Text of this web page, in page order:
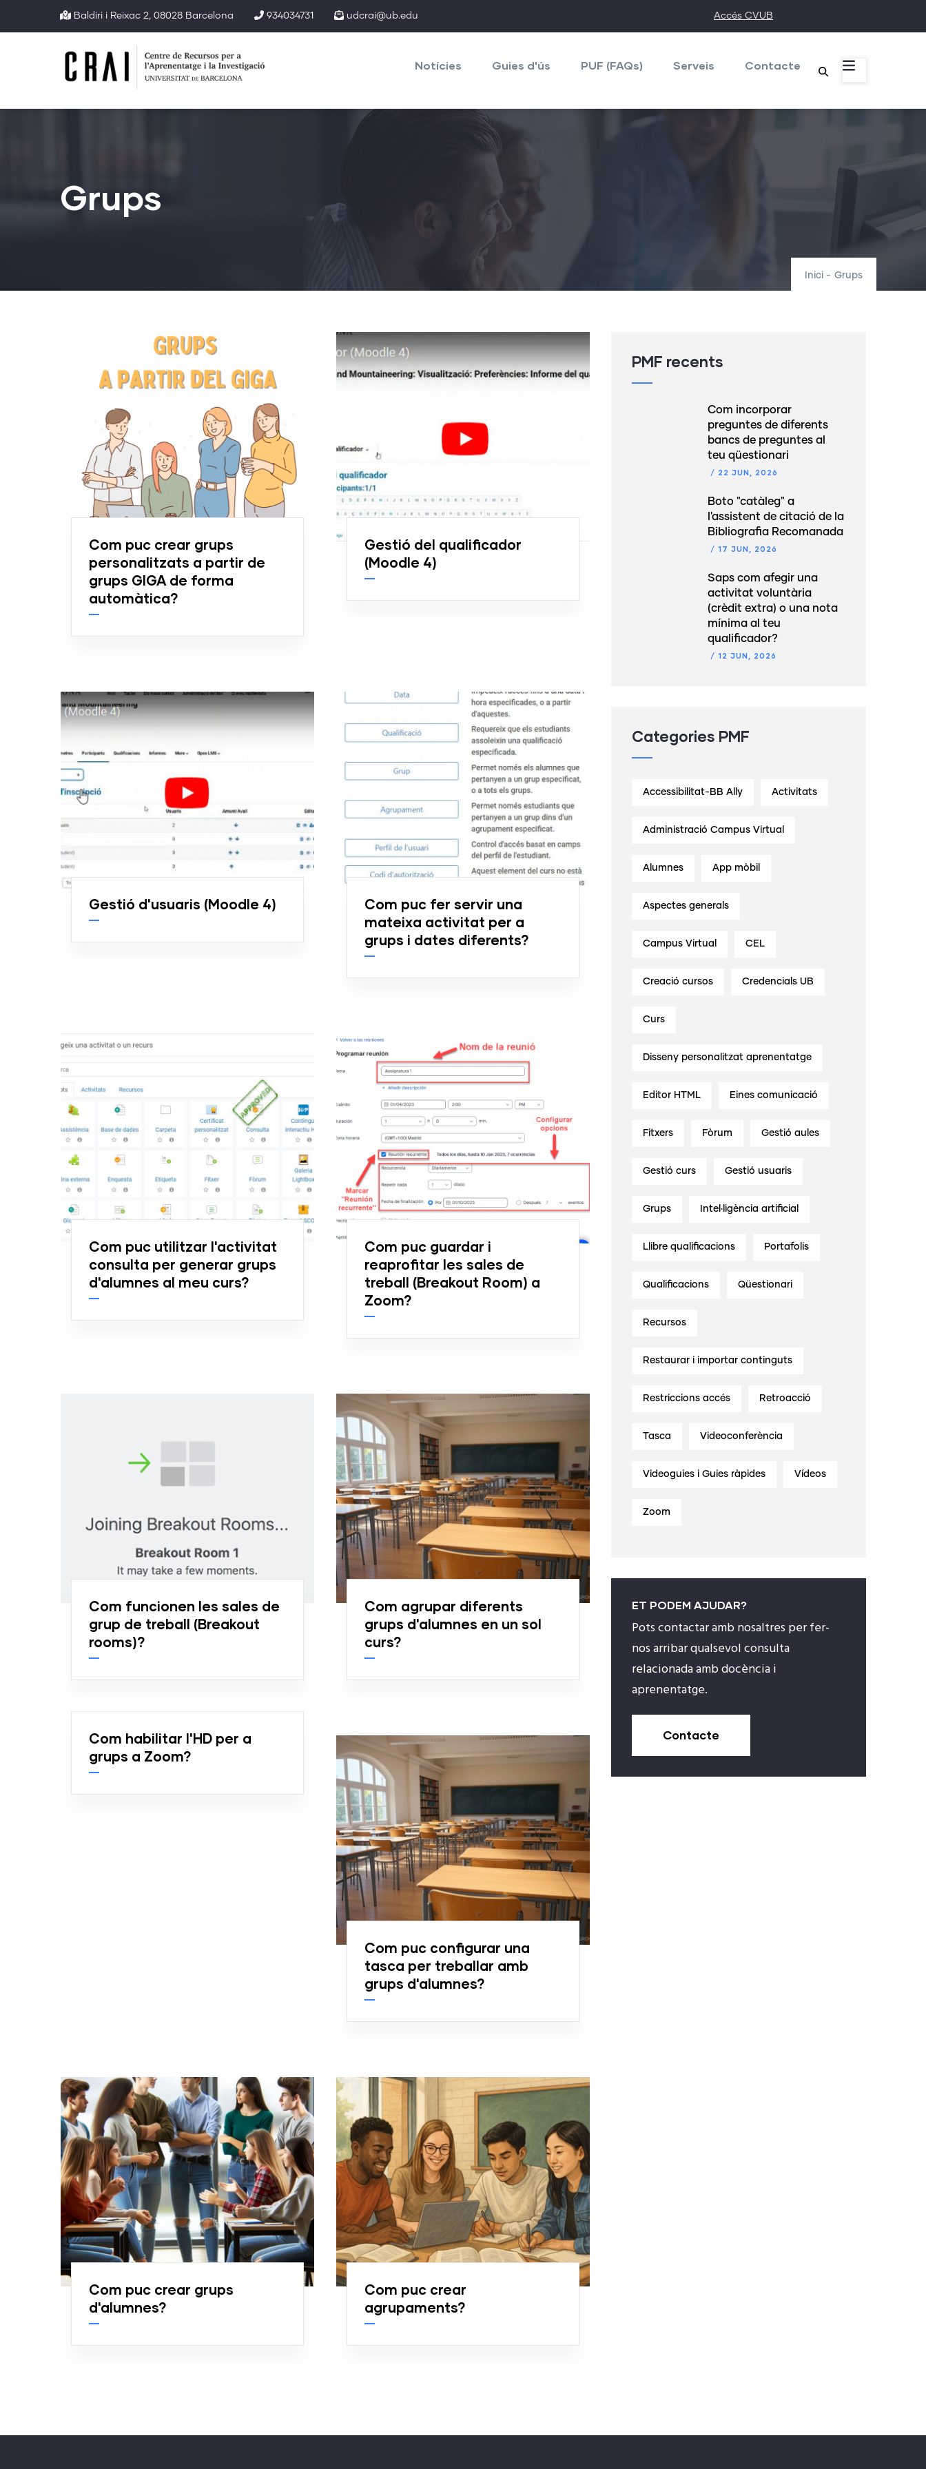
al
Baldiri i Reixac 2, 08028 Barcelona 934034731 udcrai@ub.edu Accés CVUB
navigation
Notícies Guies d'ús PUF (FAQs) Serveis Contacte
Grups
Inici - Grups
Com puc crear grups
personalitzats a partir de
grups GIGA de forma
automàtica?
Gestió del qualificador
(Moodle 4)
Gestió d'usuaris (Moodle 4)
Com puc fer servir una
mateixa activitat per a
grups i dates diferents?
Com puc utilitzar l'activitat
consulta per generar grups
d'alumnes al meu curs?
Com puc guardar i
reaprofitar les sales de
treball (Breakout Room) a
Zoom?
Com funcionen les sales de
grup de treball (Breakout
rooms)?
Com agrupar diferents
grups d'alumnes en un sol
curs?
Com habilitar l'HD per a
grups a Zoom?
Com puc configurar una
tasca per treballar amb
grups d'alumnes?
Com puc crear grups
d'alumnes?
Com puc crear
agrupaments?
PMF recents
Com incorporar
preguntes de diferents
bancs de preguntes al
teu qüestionari
/ 22 JUN, 2026
Boto "catàleg" a
l'assistent de citació de la
Bibliografia Recomanada
/ 17 JUN, 2026
Saps com afegir una
activitat voluntària
(crèdit extra) o una nota
mínima al teu
qualificador?
/ 12 JUN, 2026
Categories PMF
Accessibilitat-BB Ally Activitats
Administració Campus Virtual
Alumnes App mòbil
Aspectes generals
Campus Virtual CEL
Creació cursos Credencials UB
Curs
Disseny personalitzat aprenentatge
Editor HTML Eines comunicació
Fitxers Fòrum Gestió aules
Gestió curs Gestió usuaris
Grups Intel·ligència artificial
Llibre qualificacions Portafolis
Qualificacions Qüestionari
Recursos
Restaurar i importar continguts
Restriccions accés Retroacció
Tasca Videoconferència
Videoguies i Guies ràpides Vídeos
Zoom
ET PODEM AJUDAR?
Pots contactar amb nosaltres per fer-
nos arribar qualsevol consulta
relacionada amb docència i
aprenentatge.
Contacte